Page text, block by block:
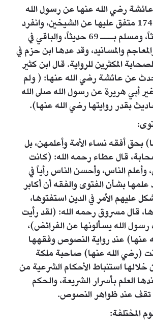
رضي الله عنها عن رسول الله
2210 حديثاً، منها 174 متفق عليها عن الشيخين، وانفرد
البخاري بـ54 حديثاً، ومسلم بـــ 69 حديثاً، والباقي في
والمسانيد، وقد عدها ابن حزم في
المكثرين للرواية. قال ابن كثير
عن عائشة رضي الله عنها: ( ولم
أبي هريرة عن رسول الله صلى الله
بقدر روايتها رضي الله عنها).
بحق أفقه نساء الأمة وأعلمهن، بل
قال عطاء رحمه الله: (كانت
الناس، وأحسن الناس رأياً في
علمها بشأن الفتوى والفقه أن أكابر
عليهم الأمر في الدين استفتوها،
قال مسروق رحمه الله: (لقد رأيت
الله يسألونها عن الفرائض)،
عنها) عند رواية النصوص وفقهها
(رضي الله عنها) صاحبة ملكة
استنباط الأحكام الشرعية من
العلم بأسرار الشريعة، والحكم
تقف عند ظواهر النصوص.
المختلفة: